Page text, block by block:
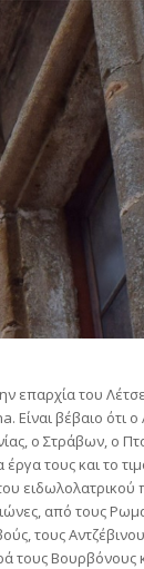
επαρχία του
βέβαιο ότι
ο Στράβων, ο
τους και το
από τους
τους
Βουρβόνους